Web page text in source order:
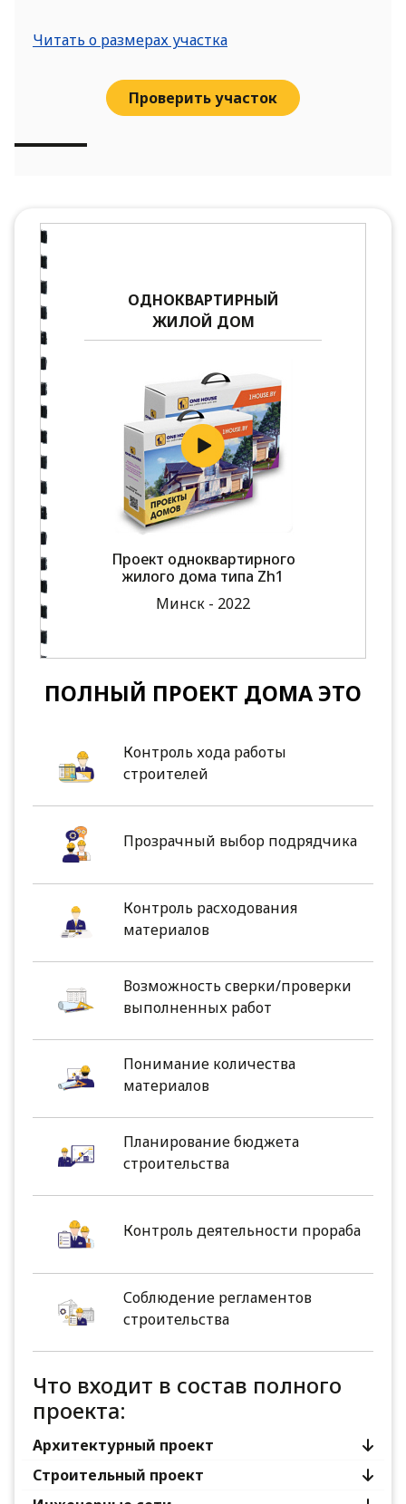
Читать о размерах участка
Проверить участок
ОДНОКВАРТИРНЫЙ
ЖИЛОЙ ДОМ
Проект одноквартирного
жилого дома типа Zh1
Минск - 2022
ПОЛНЫЙ ПРОЕКТ ДОМА ЭТО
Контроль хода работы
строителей
Прозрачный выбор подрядчика
Контроль расходования
материалов
Возможность сверки/проверки
выполненных работ
Понимание количества
материалов
Планирование бюджета
строительства
Контроль деятельности прораба
Соблюдение регламентов
строительства
Что входит в состав полного
проекта:
Архитектурный проект
Строительный проект